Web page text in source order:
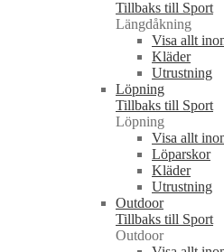
Tillbaks till Sport
Längdåkning
Visa allt
Kläder
Utrustning
Löpning
Tillbaks till Sport
Löpning
Visa allt
Löparskor
Kläder
Utrustning
Outdoor
Tillbaks till Sport
Outdoor